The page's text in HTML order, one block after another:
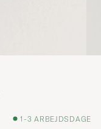
1-3 ARBEJDSDAGE